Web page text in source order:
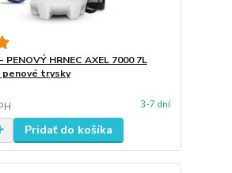
HRNEC AXEL 7000 7L
penové trysky
3-7 dní
Pridať do košíka